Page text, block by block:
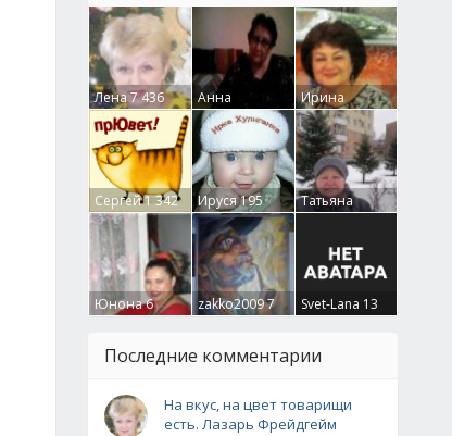
Лена7 436
Анна
Гумлевая0
Ирина
Бруцкая41
Сергей1 342 Ируся195
Татьяна
Крючкова0
Юнона6 zakko20097 Svet-Lana 13
Последние комментарии
На вкус, на цвет товарищи
есть. Лазарь Фрейдгейм